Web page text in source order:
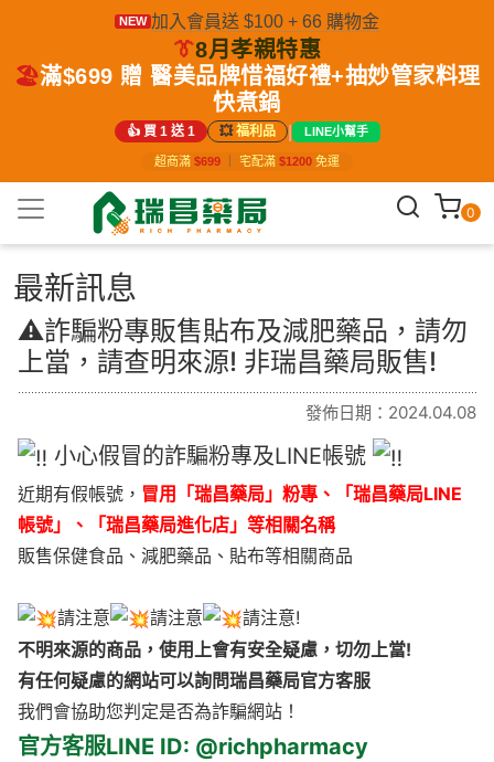
NEW 加入會員送 $100 + 66 購物金
👔8月孝親特惠
🏖️滿$699 贈 醫美品牌惜福好禮+抽妙管家料理
快煮鍋
👍 買 1 送 1 💥福利品 | LINE小幫手
超商滿 $699 宅配滿 $1200 免運
0
最新訊息
⚠️詐騙粉專販售貼布及減肥藥品，請勿
上當，請查明來源! 非瑞昌藥局販售!
發佈日期：2024.04.08
小心假冒的詐騙粉專及LINE帳號
近期有假帳號， 冒用「瑞昌藥局」粉專、「瑞昌藥局LINE
帳號」、「瑞昌藥局進化店」等相關名稱
販售保健食品、減肥藥品、貼布等相關商品
請注意 請注意
請注意!
不明來源的商品，使用上會有安全疑慮，切勿上當!
有任何疑慮的網站可以詢問瑞昌藥局官方客服
我們會協助您判定是否為詐騙網站！
官方客服LINE ID: @richpharmacy